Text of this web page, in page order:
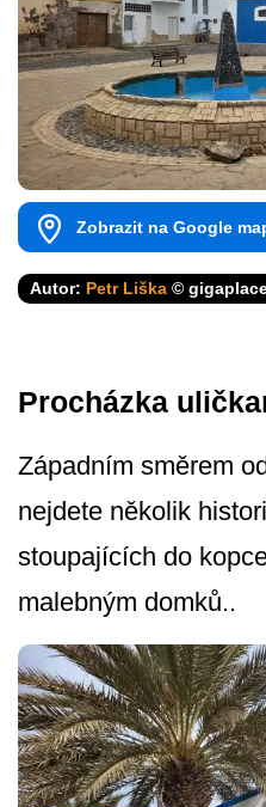
Zobrazit na Google
Autor: Petr Liška ©
Procházka
Západním směrem
nejdete několik
stoupajících do
malebným domků..